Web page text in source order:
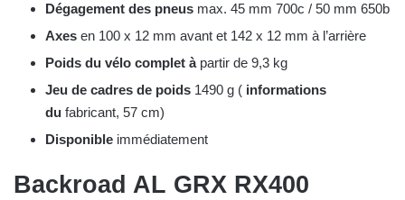
Dégagement des pneus max. 45 mm 700c / 50 mm 650b
Axes en 100 x 12 mm avant et 142 x 12 mm à l’arrière
Poids du vélo complet àpartir de 9,3 kg
Jeu de cadres de poids 1490 g ( informations
du fabricant, 57 cm)
Disponible immédiatement
Backroad AL GRX RX400